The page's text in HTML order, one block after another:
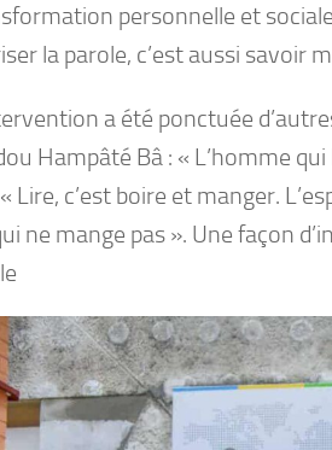
personnelle et
la parole, c’est aussi savoir
a été ponctuée
Hampâté Bâ : « L’homme
Lire, c’est boire et manger.
ne mange pas ». Une façon